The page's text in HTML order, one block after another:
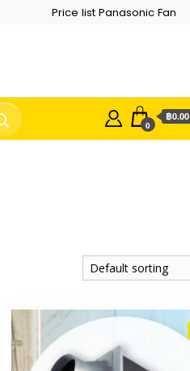
Price list Panasonic Fan
0
฿0.00